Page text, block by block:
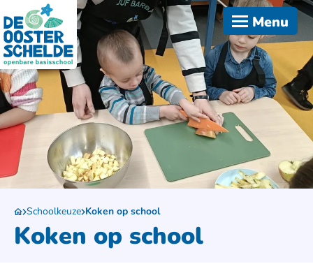
Menu
Schoolkeuze Koken op school
Koken op school